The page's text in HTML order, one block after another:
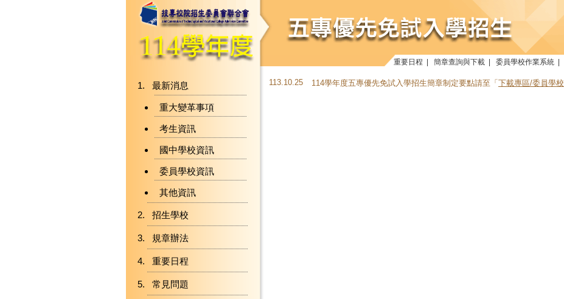
重要日程 簡章查詢與下載 委員學校作業系統
最新消息
重大變革事項
考生資訊
國中學校資訊
委員學校資訊
其他資訊
招生學校
規章辦法
重要日程
常見問題
113.10.25 114學年度五專優先免試入學招生簡章制定要點請至「 下載專區/委員學校